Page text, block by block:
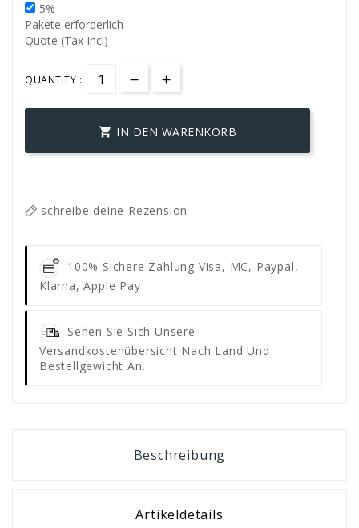
5%
Pakete erforderlich -
Quote (Tax Incl) -
QUANTITY :
 IN DEN WARENKORB
schreibe deine Rezension
100% Sichere Zahlung Visa, MC, Paypal,
Klarna, Apple Pay
Sehen Sie Sich Unsere
Versandkostenübersicht Nach Land Und
Bestellgewicht An.
Beschreibung
Artikeldetails